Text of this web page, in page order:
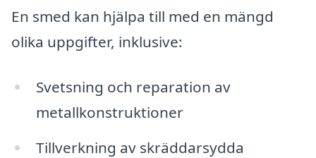
En smed kan hjälpa till med en mängd
olika uppgifter, inklusive:
Svetsning och reparation av
metallkonstruktioner
Tillverkning av skräddarsydda